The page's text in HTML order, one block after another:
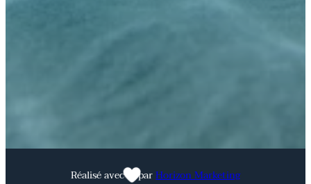
Réalisé avec parHorizon Marketing